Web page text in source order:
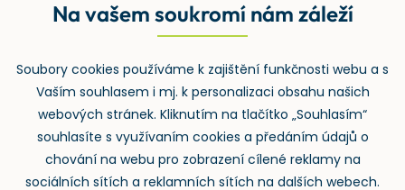
Rejstřík používaných zkratek v odpadech
Zpětný odběr
Na vašem soukromí nám záleží
Soubory cookies používáme k zajištění funkčnosti webu a s
Vaším souhlasem i mj. k personalizaci obsahu našich
webových stránek. Kliknutím na tlačítko „Souhlasím“
souhlasíte s využívaním cookies a předáním údajů o
chování na webu pro zobrazení cílené reklamy na
sociálních sítích a reklamních sítích na dalších webech.